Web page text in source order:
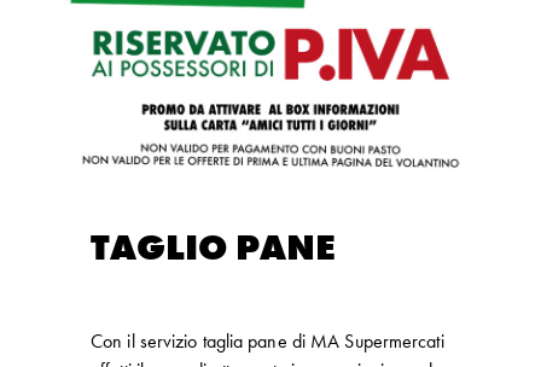
TAGLIO PANE
Con il servizio taglia pane di MA Supermercati